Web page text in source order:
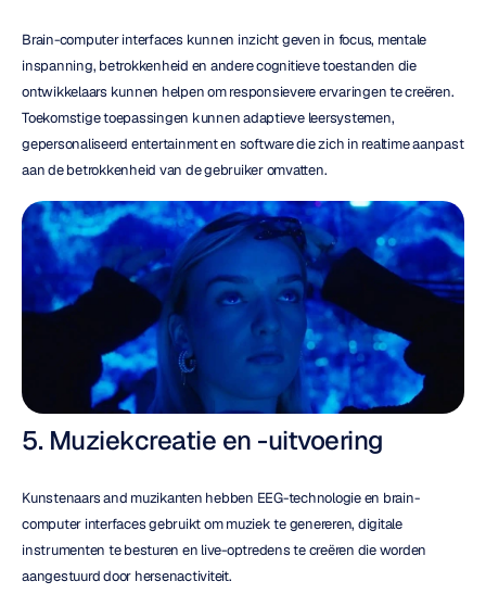
Brain-computer interfaces kunnen inzicht geven in focus, mentale
inspanning, betrokkenheid en andere cognitieve toestanden die
ontwikkelaars kunnen helpen om responsievere ervaringen te creëren.
Toekomstige toepassingen kunnen adaptieve leersystemen,
gepersonaliseerd entertainment en software die zich in realtime aanpast
aan de betrokkenheid van de gebruiker omvatten.
5. Muziekcreatie en -uitvoering
Kunstenaars and muzikanten hebben EEG-technologie en brain-
computer interfaces gebruikt om muziek te genereren, digitale
instrumenten te besturen en live-optredens te creëren die worden
aangestuurd door hersenactiviteit.